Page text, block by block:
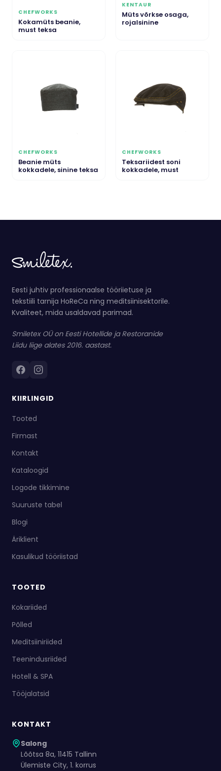
CHEFWORKS
Kokamüts beanie,
must teksa
KENTAUR
Müts võrkse osaga,
rojalsinine
CHEFWORKS
Beanie müts
kokkadele, sinine teksa
CHEFWORKS
Teksariidest soni
kokkadele, must
Eesti juhtiv professionaalse tööriietuse ja
tekstiili tarnija HoReCa ning meditsiinisektorile.
Kvaliteet, mida usaldavad parimad.
Smiletex OÜ on Eesti Hotellide ja Restoranide
Liidu liige alates 2016. aastast.
KIIRLINGID
Tooted
Firmast
Kontakt
Kataloogid
Logode tikkimine
Suuruste tabel
Blogi
Äriklient
Kasulikud tööriistad
TOOTED
Kokariided
Põlled
Meditsiiniriided
Teenindusriided
Hotell & SPA
Tööjalatsid
KONTAKT
Salong
Lõõtsa 8a, 11415 Tallinn
Ülemiste City, 1. korrus